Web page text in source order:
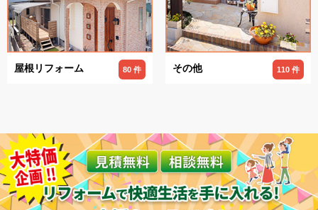
屋根リフォーム 80 件 その他 110 件